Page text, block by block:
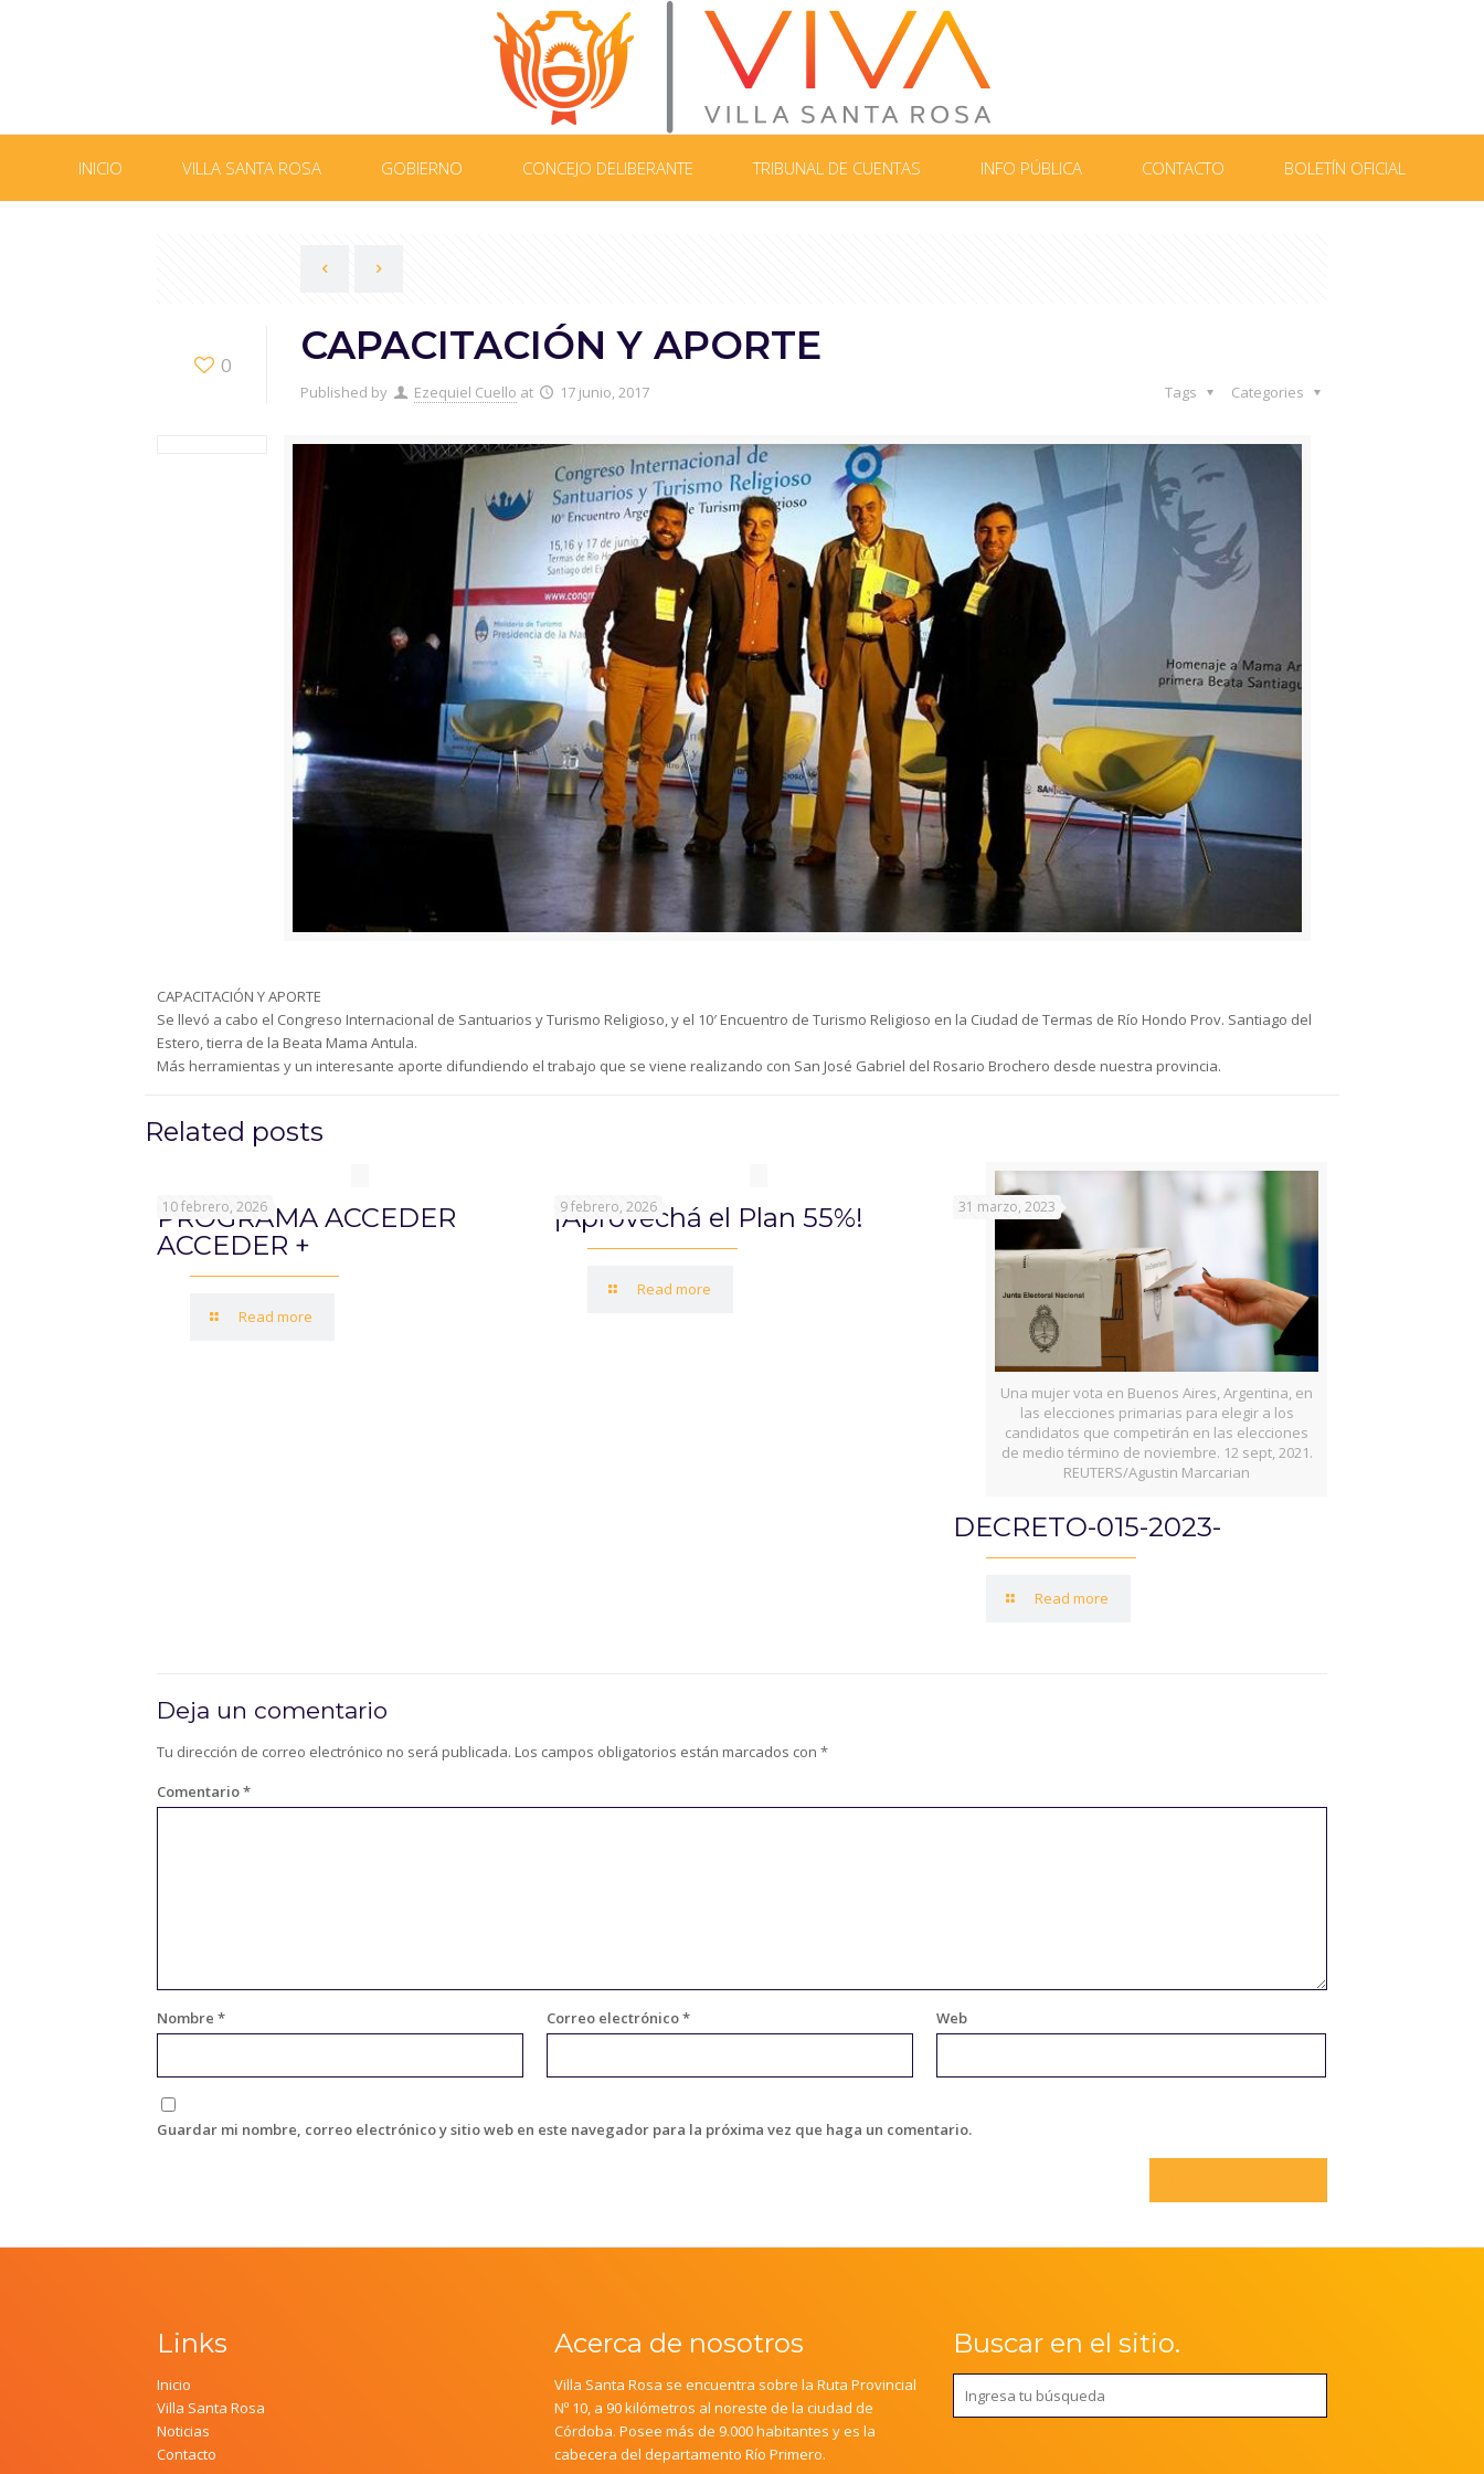
INICIO VILLA SANTA ROSA GOBIERNO CONCEJO DELIBERANTE TRIBUNAL DE CUENTAS INFO PÚBLICA CONTACTO BOLETÍN OFICIAL
0 CAPACITACIÓN Y APORTE
Published by Ezequiel Cuello at 17 junio, 2017 Categories
Tags
CAPACITACIÓN Y APORTE
Se llevó a cabo el Congreso Internacional de Santuarios y Turismo Religioso, y el 10′ Encuentro de Turismo Religioso en la Ciudad de Termas de Río Hondo Prov. Santiago del
Estero, tierra de la Beata Mama Antula.
Más herramientas y un interesante aporte difundiendo el trabajo que se viene realizando con San José Gabriel del Rosario Brochero desde nuestra provincia.
Related posts
10 febrero, 2026
PROGRAMA ACCEDER
ACCEDER +
Read more
9 febrero, 2026
¡Aprovechá el Plan 55%!
Read more
Una mujer vota en Buenos Aires, Argentina, en
las elecciones primarias para elegir a los
candidatos que competirán en las elecciones
de medio término de noviembre. 12 sept, 2021.
REUTERS/Agustin Marcarian
31 marzo, 2023
DECRETO-015-2023-
Read more
Deja un comentario
Tu dirección de correo electrónico no será publicada. Los campos obligatorios están marcados con *
Comentario*
Nombre * Correo electrónico* Web
Guardar mi nombre, correo electrónico y sitio web en este navegador para la próxima vez que haga un comentario.
Links
Inicio
Villa Santa Rosa
Noticias
Contacto
Acerca de nosotros
Villa Santa Rosa se encuentra sobre la Ruta Provincial
Nº 10, a 90 kilómetros al noreste de la ciudad de
Córdoba. Posee más de 9.000 habitantes y es la
cabecera del departamento Río Primero.
Buscar en el sitio.